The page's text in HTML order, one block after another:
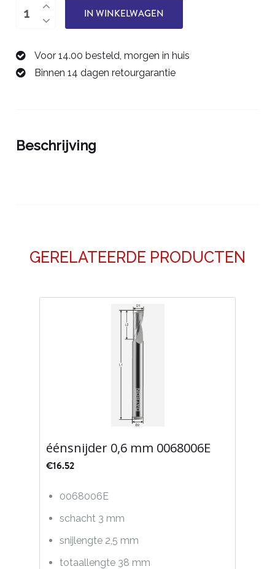
éénsnijder
0068024E
aantal
IN WINKELWAGEN
Voor 14.00 besteld, morgen in huis
Binnen 14 dagen retourgarantie
Beschrijving
GERELATEERDE PRODUCTEN
éénsnijder 0,6 mm 0068006E
€16.52
0068006E
schacht 3 mm
snijlengte 2,5 mm
totaallengte 38 mm